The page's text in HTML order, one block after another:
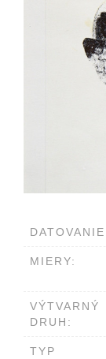
MIERY:
VÝTVARNÝ
DRUH:
TYP